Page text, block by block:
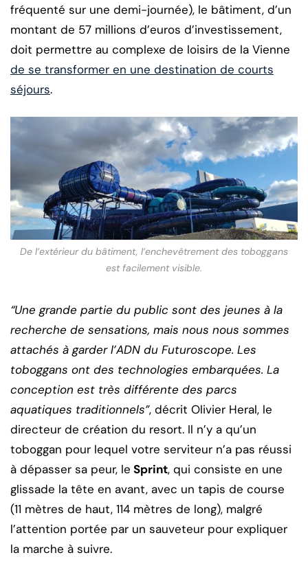
fréquenté sur une demi-journée), le bâtiment, d’un
montant de 57 millions d’euros d’investissement,
doit permettre au complexe de loisirs de la Vienne
de se transformer en une destination de courts
séjours.
De l’extérieur du bâtiment, l’enchevêtrement des toboggans
est facilement visible.
“Une grande partie du public sont des jeunes à la
recherche de sensations, mais nous nous sommes
attachés à garder l’ADN du Futuroscope. Les
toboggans ont des technologies embarquées. La
conception est très différente des parcs
aquatiques traditionnels”, décrit Olivier Heral, le
directeur de création du resort. Il n’y a qu’un
toboggan pour lequel votre serviteur n’a pas réussi
à dépasser sa peur, le Sprint, qui consiste en une
glissade la tête en avant, avec un tapis de course
(11 mètres de haut, 114 mètres de long), malgré
l’attention portée par un sauveteur pour expliquer
la marche à suivre.